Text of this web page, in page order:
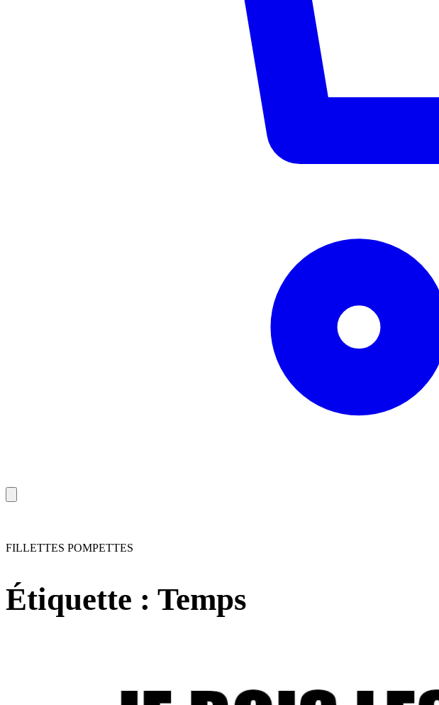
FILLETTES POMPETTES
Étiquette : Temps